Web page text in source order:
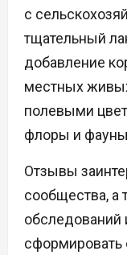
с
тщательный
добавление
местных
полевыми
флоры и
Отзывы
сообщества, а
обследований
сформировать